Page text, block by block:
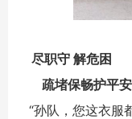
尽职守 解危困
疏堵保畅护平安
“孙队，您这衣服